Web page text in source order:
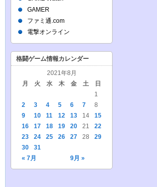
GAMER
ファミ通.com
電撃オンライン
格闘ゲーム情報カレンダー
2021年8月
月
火 水 木 金 土 日
« 7月 9月 »
1
2
3 4 5 6 7
8
9
10 11 12 13 14
15
16
17 18 19 20 21
22
23
24 25 26 27 28
29
30
31